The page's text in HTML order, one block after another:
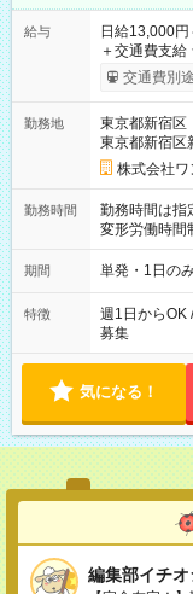
給与
日給13,000円
＋交通費支給 ★交通費全額支給！ ┗案件により規定あり ★日払
いOK！（規
ンビニATMから
交通費別
勤務地
東京都新宿区
東京都新宿区
株式会社
勤務時間
勤務時間は指
変形労働時間制 想定
～21：00
期間 単発・1日の
特徴
週1日からOK
募集
気になる！
編集部イチオ